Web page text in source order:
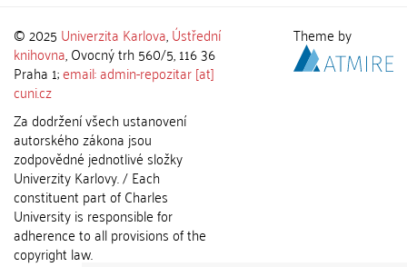
© 2025 Univerzita Karlova,Ústřední
knihovna, Ovocný trh 560/5, 116 36
Praha 1;email: admin-repozitar [at]
cuni.cz
Za dodržení všech ustanovení
autorského zákona jsou
zodpovědné jednotlivé složky
Univerzity Karlovy. / Each
constituent part of Charles
University is responsible for
adherence to all provisions of the
copyright law.
Theme by